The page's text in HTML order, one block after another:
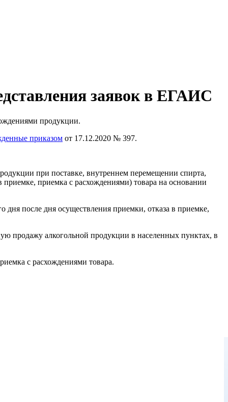
заявок в ЕГАИС
продукции.
приказом от 17.12.2020 № 397.
при поставке, внутреннем перемещении спирта,
приемке, приемка с расхождениями) товара на основании
дня после дня осуществления приемки, отказа в приемке,
продажу алкогольной продукции в населенных пунктах, в
с расхождениями товара.